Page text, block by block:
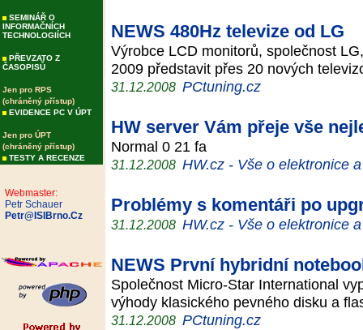
SEMINÁŘ O
INFORMAČNÍCH
TECHNOLOGIÍCH
PŘEVZATO Z
ČASOPISŮ
Jen pro RPS
(chráněný přístup)
EVIDENCE PC V ÚPT
Jen pro ÚPT
(chráněný přístup)
TESTY A RECENZE
Webmaster:
Petr Schauer
Petr@ISIBrno.Cz
NEWS 480Hz televize od LG
Výrobce LCD monitorů, společnost
2009 představit přes 20 nových
31.12.2008 PCtuning.cz
HW server Vám přeje vše
Normal 0 21 fa
31.12.2008 HW.cz - Vše o elektronice
Problémy s komentáři po
31.12.2008 HW.cz - Vše o elektronice
NEWS První hybridní
Společnost Micro-Star International
výhody klasického pevného disku a
31.12.2008 PCtuning.cz